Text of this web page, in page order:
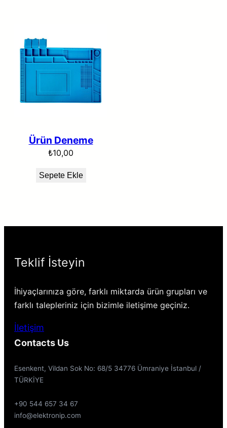
Ürün Deneme
₺10,00
Sepete Ekle
Teklif İsteyin
İhiyaçlarınıza göre, farklı miktarda ürün grupları ve
farklı talepleriniz için bizimle iletişime geçiniz.
İletişim
Contacts Us
Esenkent, Vildan Sok No: 68/5 34776 Ümraniye İstanbul /
TÜRKİYE
+90 544 657 34 67
info@elektronip.com